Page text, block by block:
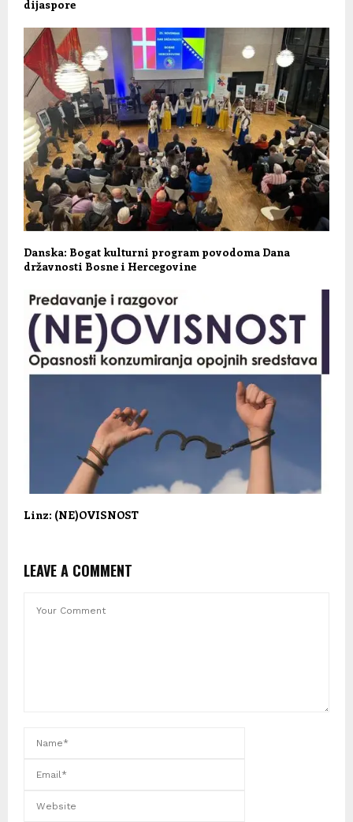
dijaspore
Danska: Bogat kulturni program povodoma Dana
državnosti Bosne i Hercegovine
Linz: (NE)OVISNOST
LEAVE A COMMENT